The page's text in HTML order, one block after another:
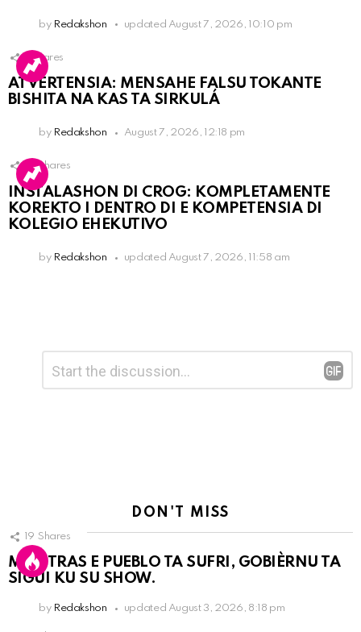
by Redakshon updated August 7, 2026, 10:10 pm
Shares
ATVERTENSIA: MENSAHE FALSU TOKANTE
BISHITA NA KAS TA SIRKULÁ
by Redakshon August 7, 2026, 12:18 pm
16 Shares
INSTALASHON DI CROG: KOMPLETAMENTE
KOREKTO I DENTRO DI E KOMPETENSIA DI
KOLEGIO EHEKUTIVO
by Redakshon updated August 7, 2026, 11:58 am
Reply
DON'T MISS
19 Shares
MIENTRAS E PUEBLO TA SUFRI, GOBIÈRNU TA
SIGUI KU SU SHOW.
by Redakshon updated August 3, 2026, 8:18 pm